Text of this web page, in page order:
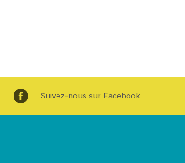
Suivez-nous sur Facebook